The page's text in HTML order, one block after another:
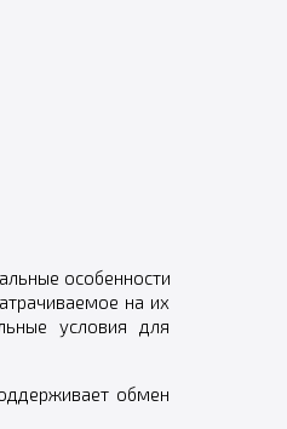
особенности
на их
условия для
обмен